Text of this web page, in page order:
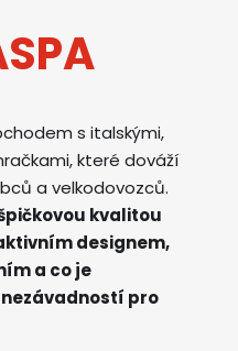
s italskými,
které dováží
a velkodovozců.
kvalitou
designem,
a co je
pro